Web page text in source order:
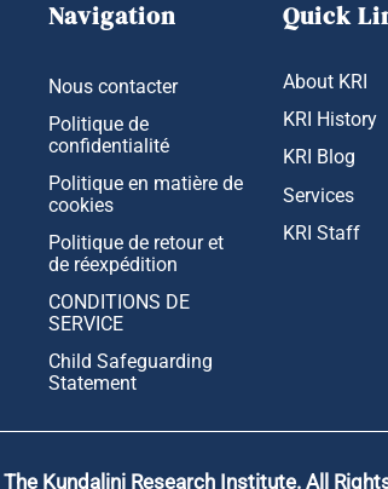
Navigation
Nous contacter
Politique de
confidentialité
Politique en matière de
cookies
Politique de retour et
de réexpédition
CONDITIONS DE
SERVICE
Child Safeguarding
Statement
Quick
About KRI
KRI History
KRI Blog
Services
KRI Staff
The Kundalini Research Institute. All